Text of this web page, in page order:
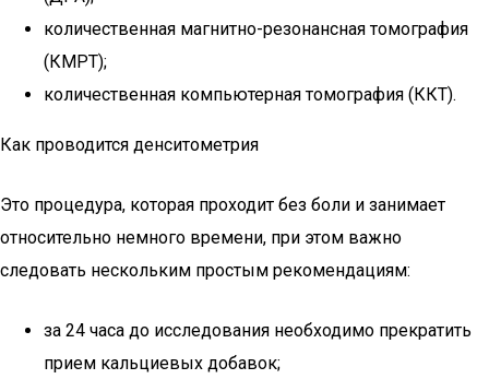
количественная магнитно-резонансная томография
(КМРТ);
количественная компьютерная томография (ККТ).
Как проводится денситометрия
Это процедура, которая проходит без боли и занимает
относительно немного времени, при этом важно
следовать нескольким простым рекомендациям:
за 24 часа до исследования необходимо прекратить
прием кальциевых добавок;